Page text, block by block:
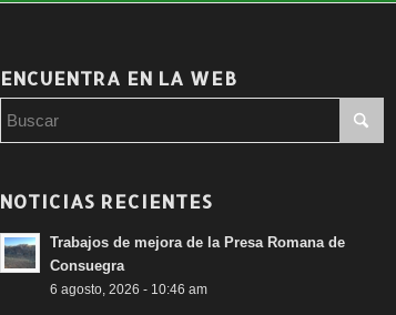
ENCUENTRA EN LA WEB
NOTICIAS RECIENTES
Trabajos de mejora de la Presa Romana de
Consuegra
6 agosto, 2026 - 10:46 am